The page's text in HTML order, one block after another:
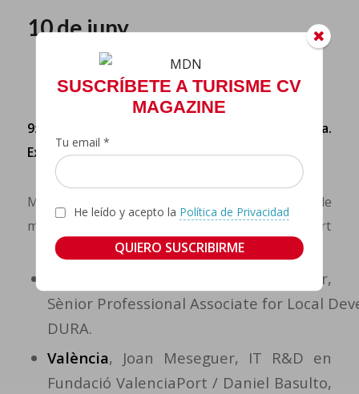
SUSCRÍBETE A TURISME CV
MAGAZINE
Tu email *
He leído y acepto la Política de Privacidad
10 de juny
9:30h- 11:00h Panell 1: Del paper a la pràctica.
Experiències pilot
Moderadora: Carolina Navarro, director de
mobilitat, creuers i ciutat en Fundació ValenciaPort
, Stjepan Cavar,
Sènior Professional Associate for Local
DURA.
València, Joan Meseguer, IT R&D en
Fundació ValenciaPort / Daniel Basulto,